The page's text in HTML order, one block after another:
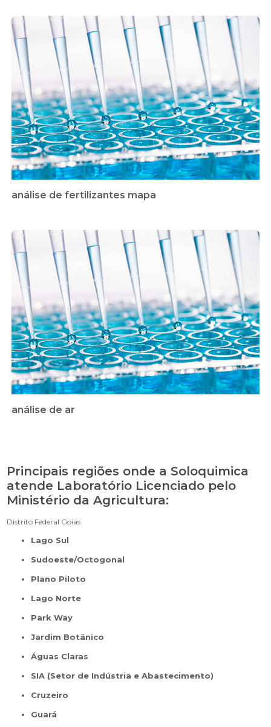
análise de fertilizantes mapa
análise de ar
Principais regiões onde a Soloquimica
atende Laboratório Licenciado pelo
Ministério da Agricultura:
Distrito Federal Goiás
Lago Sul
Sudoeste/Octogonal
Plano Piloto
Lago Norte
Park Way
Jardim Botânico
Águas Claras
SIA (Setor de Indústria e Abastecimento)
Cruzeiro
Guará